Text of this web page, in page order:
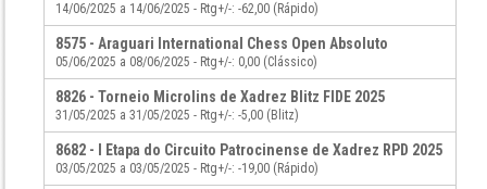
14/06/2025 a 14/06/2025 - Rtg+/-: -62,00 (Rápido)
8575 - Araguari International Chess Open Absoluto
05/06/2025 a 08/06/2025 - Rtg+/-: 0,00 (Clássico)
8826 - Torneio Microlins de Xadrez Blitz FIDE 2025
31/05/2025 a 31/05/2025 - Rtg+/-: -5,00 (Blitz)
8682 - I Etapa do Circuito Patrocinense de Xadrez RPD 2025
03/05/2025 a 03/05/2025 - Rtg+/-: -19,00 (Rápido)